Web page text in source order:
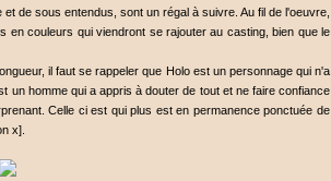
de sous entendus, sont un régal à suivre. Au fil de l'oeuvre,
en couleurs qui viendront se rajouter au casting, bien que le
il faut se rappeler que Holo est un personnage qui n'a
un homme qui a appris à douter de tout et ne faire confiance
Celle ci est qui plus est en permanence ponctuée de
x].